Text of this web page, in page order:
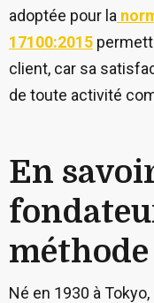
adoptée pour la
17100:2015
client, car sa
de toute activité
En
Né en 1930 à Tokyo,